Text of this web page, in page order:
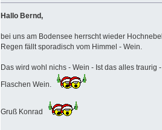
Hallo Bernd,
bei uns am Bodensee herrscht wieder
Regen fällt sporadisch vom Himmel - Wein.
Das wird wohl nichs - Wein - Ist das alles traurig
Flaschen Wein.
Gruß Konrad